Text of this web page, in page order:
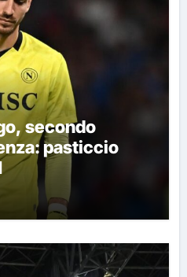
secondo
pasticcio